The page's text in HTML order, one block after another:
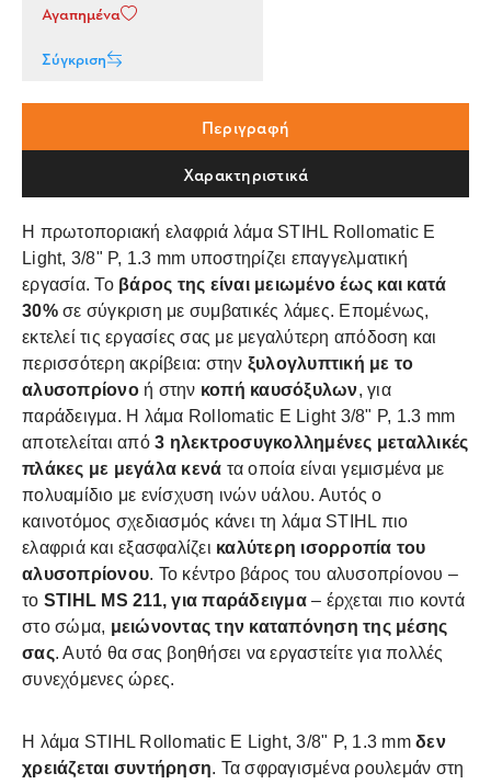
Αγαπημένα
Σύγκριση
Περιγραφή
Χαρακτηριστικά
Η πρωτοποριακή ελαφριά λάμα STIHL Rollomatic E
Light, 3/8" P, 1.3 mm υποστηρίζει επαγγελματική
εργασία. Το βάρος της είναι μειωμένο έως και κατά
30% σε σύγκριση με συμβατικές λάμες. Επομένως,
εκτελεί τις εργασίες σας με μεγαλύτερη απόδοση και
περισσότερη ακρίβεια: στην ξυλογλυπτική με το
αλυσοπρίονο ή στην κοπή καυσόξυλων, για
παράδειγμα. Η λάμα Rollomatic E Light 3/8" P, 1.3 mm
αποτελείται από 3 ηλεκτροσυγκολλημένες μεταλλικές
πλάκες με μεγάλα κενά τα οποία είναι γεμισμένα με
πολυαμίδιο με ενίσχυση ινών υάλου. Αυτός ο
καινοτόμος σχεδιασμός κάνει τη λάμα STIHL πιο
ελαφριά και εξασφαλίζει καλύτερη ισορροπία του
αλυσοπρίονου. Το κέντρο βάρος του αλυσοπρίονου –
το STIHL MS 211, για παράδειγμα – έρχεται πιο κοντά
στο σώμα, μειώνοντας την καταπόνηση της μέσης
σας. Αυτό θα σας βοηθήσει να εργαστείτε για πολλές
συνεχόμενες ώρες.
Η λάμα STIHL Rollomatic E Light, 3/8" P, 1.3 mm δεν
χρειάζεται συντήρηση. Τα σφραγισμένα ρουλεμάν στη